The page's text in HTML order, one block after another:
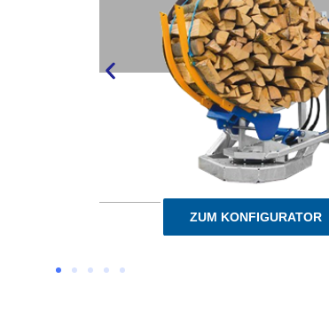
ZUM KONFIGURATOR